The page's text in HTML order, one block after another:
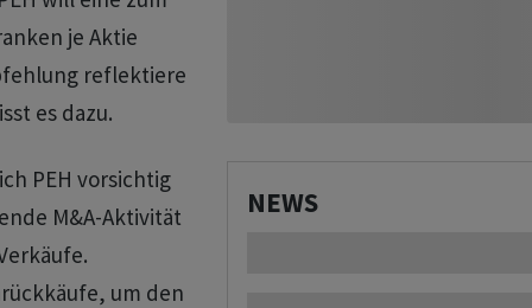
je Aktie
reflektiere
es dazu.
PEH vorsichtig
M&A-Aktivität
um den
NEWS